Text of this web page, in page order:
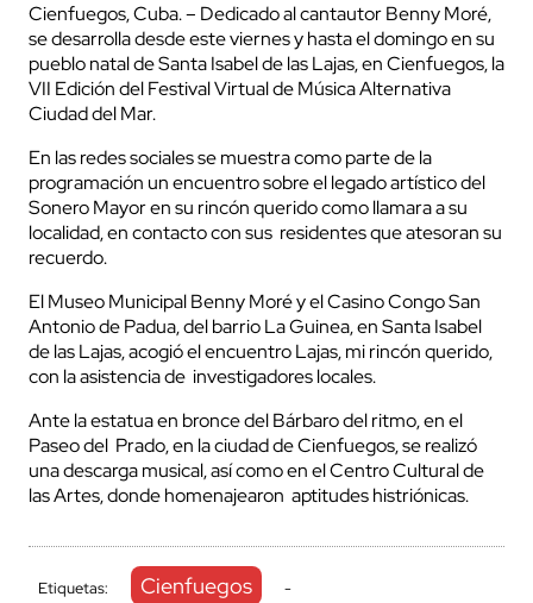
Cienfuegos, Cuba. – Dedicado al cantautor Benny Moré,
se desarrolla desde este viernes y hasta el domingo en su
pueblo natal de Santa Isabel de las Lajas, en Cienfuegos, la
VII Edición del Festival Virtual de Música Alternativa
Ciudad del Mar.
En las redes sociales se muestra como parte de la
programación un encuentro sobre el legado artístico del
Sonero Mayor en su rincón querido como llamara a su
localidad, en contacto con sus residentes que atesoran su
recuerdo.
El Museo Municipal Benny Moré y el Casino Congo San
Antonio de Padua, del barrio La Guinea, en Santa Isabel
de las Lajas, acogió el encuentro Lajas, mi rincón querido,
con la asistencia de investigadores locales.
Ante la estatua en bronce del Bárbaro del ritmo, en el
Paseo del Prado, en la ciudad de Cienfuegos, se realizó
una descarga musical, así como en el Centro Cultural de
las Artes, donde homenajearon aptitudes histriónicas.
Etiquetas: Cienfuegos -